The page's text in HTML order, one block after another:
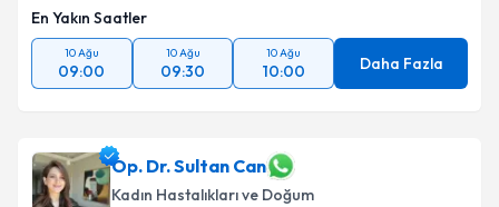
En Yakın Saatler
10 Ağu
09:00
10 Ağu
09:30
10 Ağu
10:00 Daha Fazla
Op. Dr. Sultan Can
Kadın Hastalıkları ve Doğum